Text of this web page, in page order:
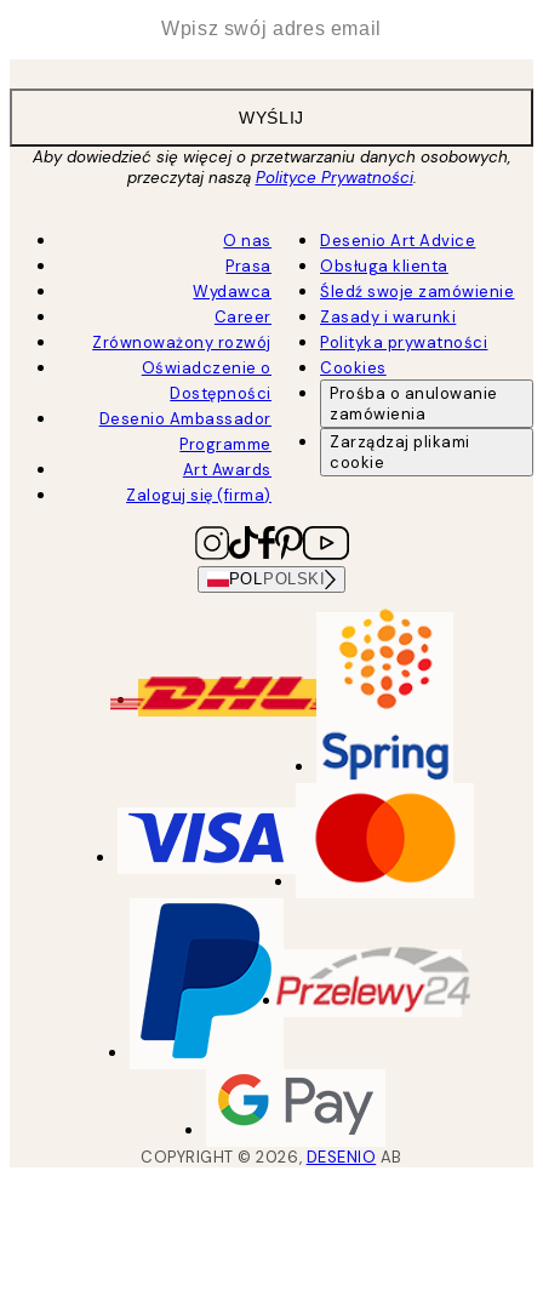
WYŚLIJ
Aby dowiedzieć się więcej o przetwarzaniu danych osobowych,
przeczytaj naszą Polityce Prywatności.
O nas
Prasa
Wydawca
Career
Zrównoważony rozwój
Oświadczenie o
Dostępności
Desenio Ambassador
Programme
Art Awards
Zaloguj się (firma)
Desenio Art Advice
Obsługa klienta
Śledź swoje zamówienie
Zasady i warunki
Polityka prywatności
Cookies
Prośba o anulowanie
zamówienia
Zarządzaj plikami
cookie
POL POLSKI
COPYRIGHT ©2026, DESENIO AB